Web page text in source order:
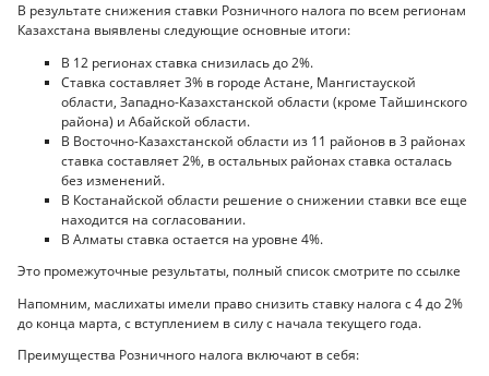
В результате снижения ставки Розничного налога по всем регионам
Казахстана выявлены следующие основные итоги:
В 12 регионах ставка снизилась до 2%.
Ставка составляет 3% в городе Астане, Мангистауской
области, Западно-Казахстанской области (кроме Тайшинского
района) и Абайской области.
В Восточно-Казахстанской области из 11 районов в 3 районах
ставка составляет 2%, в остальных районах ставка осталась
без изменений.
В Костанайской области решение о снижении ставки все еще
находится на согласовании.
В Алматы ставка остается на уровне 4%.
Это промежуточные результаты, полный список смотрите по ссылке
Напомним, маслихаты имели право снизить ставку налога с 4 до 2%
до конца марта, с вступлением в силу с начала текущего года.
Преимущества Розничного налога включают в себя: